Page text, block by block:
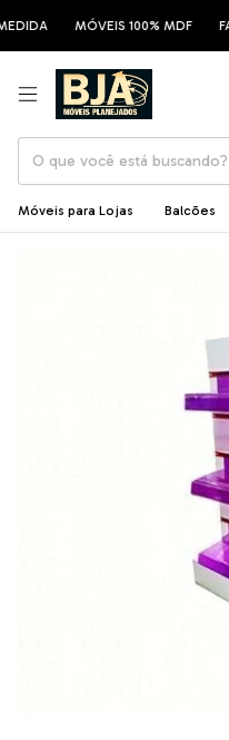
MÓVEIS 100% MDF
Móveis para Lojas Balcões